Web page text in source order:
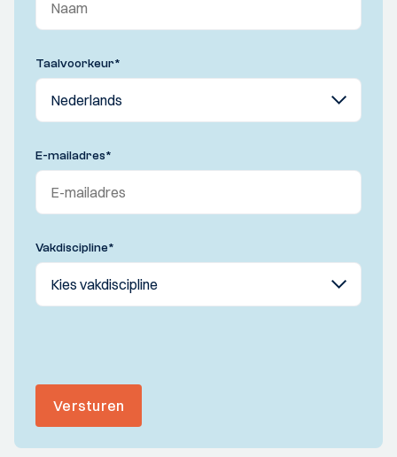
Taalvoorkeur*
E-mailadres*
Vakdiscipline*
Versturen